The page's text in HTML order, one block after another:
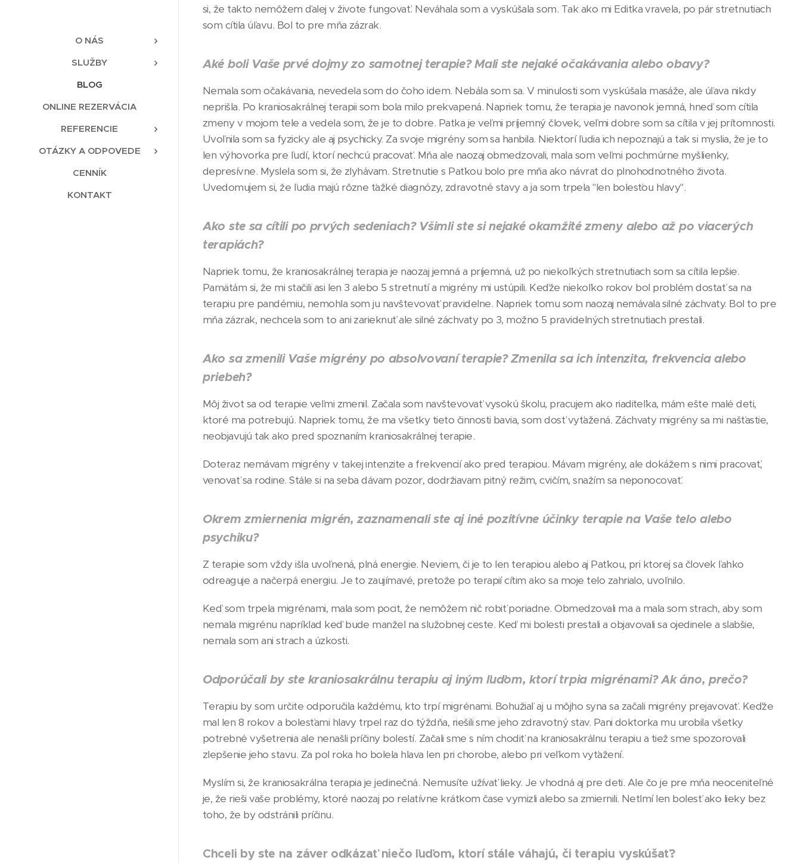
O NÁS
SLUŽBY
BLOG
ONLINE REZERVÁCIA
REFERENCIE
OTÁZKY A ODPOVEDE
CENNÍK
KONTAKT
si, že takto nemôžem ďalej v živote fungovať. Neváhala som a vyskúšala som. Tak ako mi Editka vravela, po pár stretnutiach
som cítila úľavu. Bol to pre mňa zázrak.
Aké boli Vaše prvé dojmy zo samotnej terapie? Mali ste nejaké očakávania alebo obavy?
Nemala som očakávania, nevedela som do čoho idem. Nebála som sa. V minulosti som vyskúšala masáže, ale úľava nikdy
neprišla. Po kraniosakrálnej terapii som bola milo prekvapená. Napriek tomu, že terapia je navonok jemná, hneď som cítila
zmeny v mojom tele a vedela som, že je to dobre. Paťka je veľmi príjemný človek, veľmi dobre som sa cítila v jej prítomnosti.
Uvoľnila som sa fyzicky ale aj psychicky. Za svoje migrény som sa hanbila. Niektorí ľudia ich nepoznajú a tak si myslia, že je to
len výhovorka pre ľudí, ktorí nechcú pracovať. Mňa ale naozaj obmedzovali, mala som veľmi pochmúrne myšlienky,
depresívne. Myslela som si, že zlyhávam. Stretnutie s Paťkou bolo pre mňa ako návrat do plnohodnotného života.
Uvedomujem si, že ľudia majú rôzne ťažké diagnózy, zdravotné stavy a ja som trpela "len bolesťou hlavy".
Ako ste sa cítili po prvých sedeniach? Všimli ste si nejaké okamžité zmeny alebo až po viacerých
terapiách?
Napriek tomu, že kraniosakrálnej terapia je naozaj jemná a príjemná, už po niekoľkých stretnutiach som sa cítila lepšie.
Pamätám si, že mi stačili asi len 3 alebo 5 stretnutí a migrény mi ustúpili. Keďže niekoľko rokov bol problém dostať sa na
terapiu pre pandémiu, nemohla som ju navštevovať pravidelne. Napriek tomu som naozaj nemávala silné záchvaty. Bol to pre
mňa zázrak, nechcela som to ani zarieknuť ale silné záchvaty po 3, možno 5 pravidelných stretnutiach prestali.
Ako sa zmenili Vaše migrény po absolvovaní terapie? Zmenila sa ich intenzita, frekvencia alebo
priebeh?
Môj život sa od terapie veľmi zmenil. Začala som navštevovať vysokú školu, pracujem ako riaditeľka, mám ešte malé deti,
ktoré ma potrebujú. Napriek tomu, že ma všetky tieto činnosti bavia, som dosť vyťažená. Záchvaty migrény sa mi našťastie,
neobjavujú tak ako pred spoznaním kraniosakrálnej terapie.
Doteraz nemávam migrény v takej intenzite a frekvencií ako pred terapiou. Mávam migrény, ale dokážem s nimi pracovať,
venovať sa rodine. Stále si na seba dávam pozor, dodržiavam pitný režim, cvičím, snažím sa neponocovať.
Okrem zmiernenia migrén, zaznamenali ste aj iné pozitívne účinky terapie na Vaše telo alebo
psychiku?
Z terapie som vždy išla uvoľnená, plná energie. Neviem, či je to len terapiou alebo aj Paťkou, pri ktorej sa človek ľahko
odreaguje a načerpá energiu. Je to zaujímavé, pretože po terapií cítim ako sa moje telo zahrialo, uvoľnilo.
Keď som trpela migrénami, mala som pocit, že nemôžem nič robiť poriadne. Obmedzovali ma a mala som strach, aby som
nemala migrénu napríklad keď bude manžel na služobnej ceste. Keď mi bolesti prestali a objavovali sa ojedinele a slabšie,
nemala som ani strach a úzkosti.
Odporúčali by ste kraniosakrálnu terapiu aj iným ľuďom, ktorí trpia migrénami? Ak áno, prečo?
Terapiu by som určite odporučila každému, kto trpí migrénami. Bohužiaľ aj u môjho syna sa začali migrény prejavovať. Keďže
mal len 8 rokov a bolesťami hlavy trpel raz do týždňa, riešili sme jeho zdravotný stav. Pani doktorka mu urobila všetky
potrebné vyšetrenia ale nenašli príčiny bolestí. Začali sme s ním chodiť na kraniosakrálnu terapiu a tiež sme spozorovali
zlepšenie jeho stavu. Za pol roka ho bolela hlava len pri chorobe, alebo pri veľkom vyťažení.
Myslím si, že kraniosakrálna terapia je jedinečná. Nemusíte užívať lieky. Je vhodná aj pre deti. Ale čo je pre mňa neoceniteľné
je, že rieši vaše problémy, ktoré naozaj po relatívne krátkom čase vymizli alebo sa zmiernili. Netlmí len bolesť ako lieky bez
toho, že by odstránili príčinu.
Chceli by ste na záver odkázať niečo ľuďom, ktorí stále váhajú, či terapiu vyskúšať?